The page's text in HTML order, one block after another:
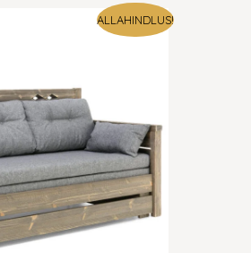
diivanvoodidon
aasta tagant
ALLAHINDLUS!